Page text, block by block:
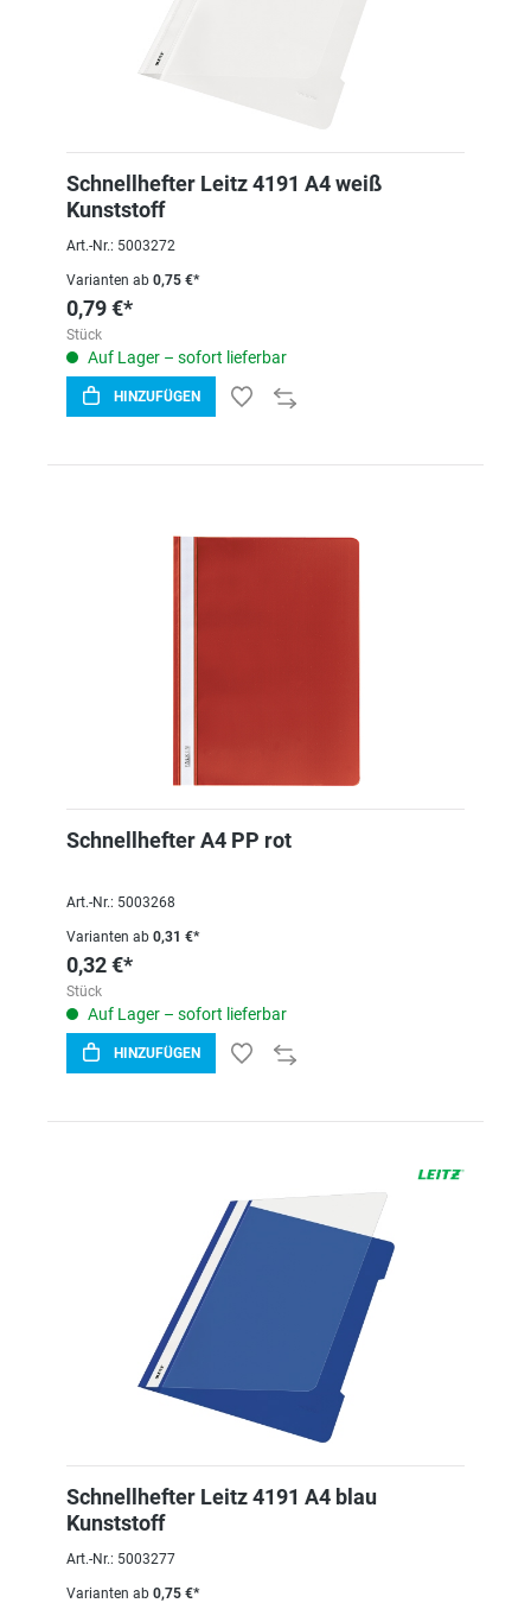
Schnellhefter Leitz 4191 A4 weiß
Kunststoff
Art.-Nr.: 5003272
Varianten ab 0,75 €*
0,79 €*
Stück
Auf Lager – sofort lieferbar
HINZUFÜGEN
Schnellhefter A4 PP rot
Art.-Nr.: 5003268
Varianten ab 0,31 €*
0,32 €*
Stück
Auf Lager – sofort lieferbar
HINZUFÜGEN
Schnellhefter Leitz 4191 A4 blau
Kunststoff
Art.-Nr.: 5003277
Varianten ab 0,75 €*